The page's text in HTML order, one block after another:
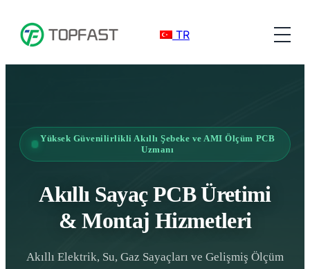
TR
Yüksek Güvenilirlikli Akıllı Şebeke ve AMI Ölçüm PCB
Uzmanı
Akıllı Sayaç PCB Üretimi
& Montaj Hizmetleri
Akıllı Elektrik, Su, Gaz Sayaçları ve Gelişmiş Ölçüm